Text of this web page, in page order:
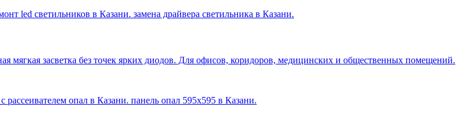
led светильников в Казани. замена драйвера светильника в Казани.
засветка без точек ярких диодов. Для офисов, коридоров, медицинских и общественных помещений.
опал в Казани. панель опал 595х595 в Казани.